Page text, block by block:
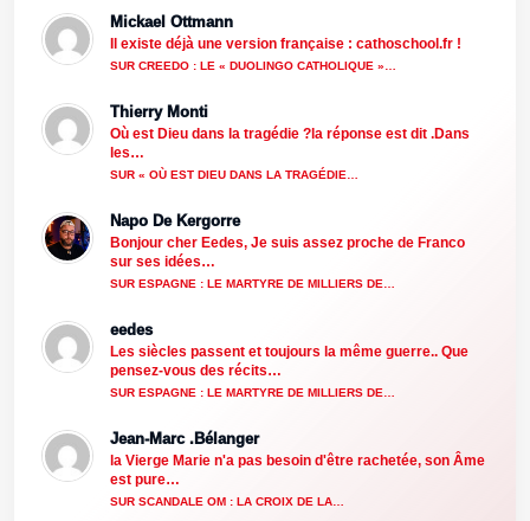
Mickael Ottmann
Il existe déjà une version française : cathoschool.fr !
SUR CREEDO : LE « DUOLINGO CATHOLIQUE »…
Thierry Monti
Où est Dieu dans la tragédie ?la réponse est dit .Dans
les…
SUR « OÙ EST DIEU DANS LA TRAGÉDIE…
Napo De Kergorre
Bonjour cher Eedes, Je suis assez proche de Franco
sur ses idées…
SUR ESPAGNE : LE MARTYRE DE MILLIERS DE…
eedes
Les siècles passent et toujours la même guerre.. Que
pensez-vous des récits…
SUR ESPAGNE : LE MARTYRE DE MILLIERS DE…
Jean-Marc .Bélanger
la Vierge Marie n'a pas besoin d'être rachetée, son Âme
est pure…
SUR SCANDALE OM : LA CROIX DE LA…